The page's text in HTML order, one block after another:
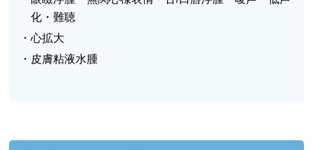
化・難聴
・心拡大
・皮膚粘液水腫